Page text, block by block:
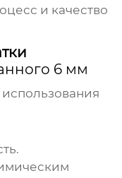
и качество
6 мм